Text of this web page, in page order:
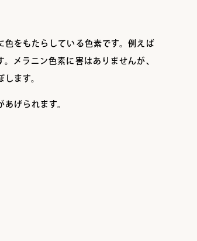
色をもたらしている色素です。例えば
メラニン色素に害はありませんが、
ます。
げられます。